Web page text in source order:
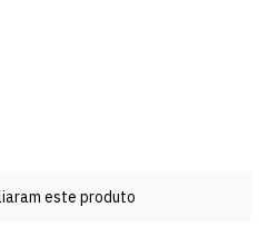
este produto